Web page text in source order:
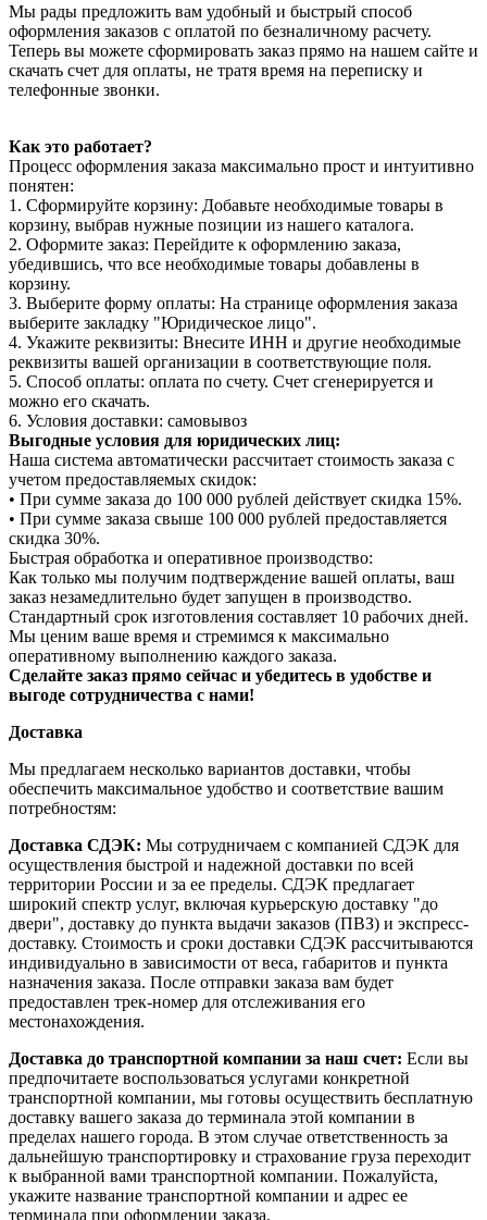
Мы рады предложить вам удобный и быстрый способ
оформления заказов с оплатой по безналичному расчету.
Теперь вы можете сформировать заказ прямо на нашем сайте и
скачать счет для оплаты, не тратя время на переписку и
телефонные звонки.
Как это работает?
Процесс оформления заказа максимально прост и интуитивно
понятен:
1. Сформируйте корзину: Добавьте необходимые товары в
корзину, выбрав нужные позиции из нашего каталога.
2. Оформите заказ: Перейдите к оформлению заказа,
убедившись, что все необходимые товары добавлены в
корзину.
3. Выберите форму оплаты: На странице оформления заказа
выберите закладку "Юридическое лицо".
4. Укажите реквизиты: Внесите ИНН и другие необходимые
реквизиты вашей организации в соответствующие поля.
5. Способ оплаты: оплата по счету. Счет сгенерируется и
можно его скачать.
6. Условия доставки: самовывоз
Выгодные условия для юридических лиц:
Наша система автоматически рассчитает стоимость заказа с
учетом предоставляемых скидок:
• При сумме заказа до 100 000 рублей действует скидка 15%.
• При сумме заказа свыше 100 000 рублей предоставляется
скидка 30%.
Быстрая обработка и оперативное производство:
Как только мы получим подтверждение вашей оплаты, ваш
заказ незамедлительно будет запущен в производство.
Стандартный срок изготовления составляет 10 рабочих дней.
Мы ценим ваше время и стремимся к максимально
оперативному выполнению каждого заказа.
Сделайте заказ прямо сейчас и убедитесь в удобстве и
выгоде сотрудничества с нами!
Доставка
Мы предлагаем несколько вариантов доставки, чтобы
обеспечить максимальное удобство и соответствие вашим
потребностям:
Доставка СДЭК: Мы сотрудничаем с компанией СДЭК для
осуществления быстрой и надежной доставки по всей
территории России и за ее пределы. СДЭК предлагает
широкий спектр услуг, включая курьерскую доставку "до
двери", доставку до пункта выдачи заказов (ПВЗ) и экспресс-
доставку. Стоимость и сроки доставки СДЭК рассчитываются
индивидуально в зависимости от веса, габаритов и пункта
назначения заказа. После отправки заказа вам будет
предоставлен трек-номер для отслеживания его
местонахождения.
Доставка до транспортной компании за наш счет: Если вы
предпочитаете воспользоваться услугами конкретной
транспортной компании, мы готовы осуществить бесплатную
доставку вашего заказа до терминала этой компании в
пределах нашего города. В этом случае ответственность за
дальнейшую транспортировку и страхование груза переходит
к выбранной вами транспортной компании. Пожалуйста,
укажите название транспортной компании и адрес ее
терминала при оформлении заказа.